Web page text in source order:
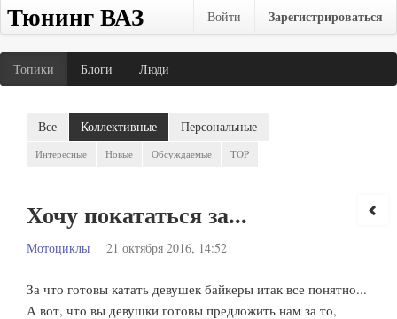
Тюнинг ВАЗ Войти Зарегистрироваться
Топики Блоги Люди
Все Коллективные Персональные
Интересные Новые Обсуждаемые TOP
Хочу покататься за...
Мотоциклы 21 октября 2016, 14:52
За что готовы катать девушек байкеры итак все понятно...
А вот, что вы девушки готовы предложить нам за то,